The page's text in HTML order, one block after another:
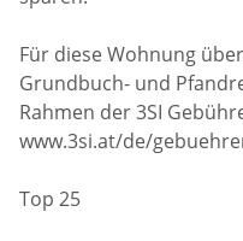
Für diese Wohnung
Grundbuch- und
Rahmen der 3SI
www.3si.at/de/
Top 25